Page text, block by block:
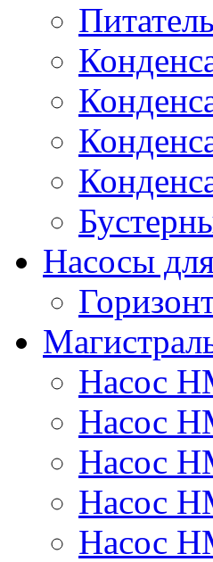
Насосы
Насос
Насос
Насос
Насос
Насос